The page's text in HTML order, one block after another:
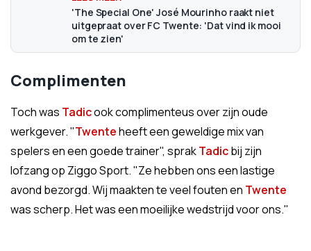
'The Special One' José Mourinho raakt niet
uitgepraat over FC Twente: 'Dat vind ik mooi
om te zien'
Complimenten
Toch was Tadicook complimenteus over zijn oude
werkgever. "Twenteheeft een geweldige mix van
spelers en een goede trainer", sprakTadicbij zijn
lofzang op Ziggo Sport. "Ze hebben ons een lastige
avond bezorgd. Wij maakten te veel fouten en Twente
was scherp. Het was een moeilijke wedstrijd voor ons."